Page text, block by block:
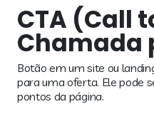
CTA (Call
Chamada
Botão em um site ou
para uma oferta. Ele pode
pontos da página.